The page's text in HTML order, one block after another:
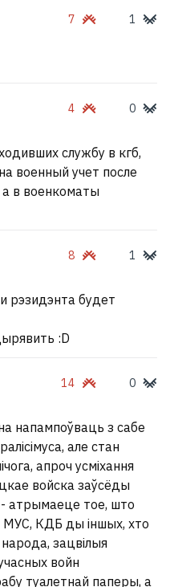
7 1
4 0
службу в кгб,
военный учет после
а в военкоматы
8 1
рэзидэнта будет
:D
14 0
напампоўваць з сабе
але стан
апроч усміхання
войска заўсёды
атрымаеце тое, што
МУС, КДБ ды іншых, хто
зацвілыя
войн
туалетнай паперы, а